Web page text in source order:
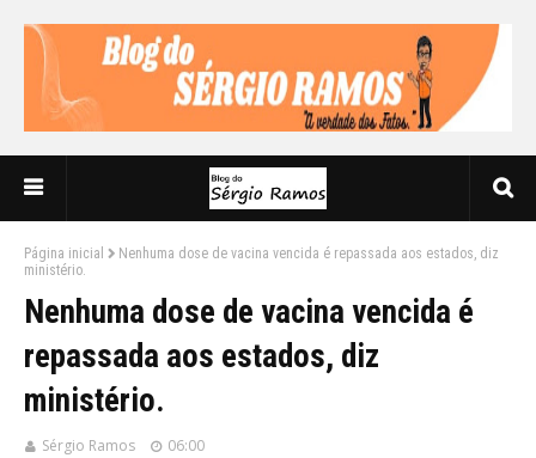
Página inicial
Nenhuma dose de vacina vencida é repassada aos estados, diz
ministério.
Nenhuma dose de vacina vencida é
repassada aos estados, diz
ministério.
Sérgio Ramos 06:00